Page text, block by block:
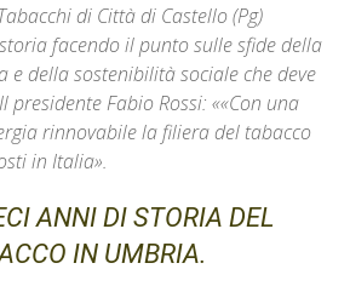
di Città di Castello (Pg)
facendo il punto sulle sfide della
e della sostenibilità sociale che deve
Fabio Rossi: ««Con una
rinnovabile la filiera del tabacco
in Italia».
ANNI DI STORIA DEL
IN UMBRIA.